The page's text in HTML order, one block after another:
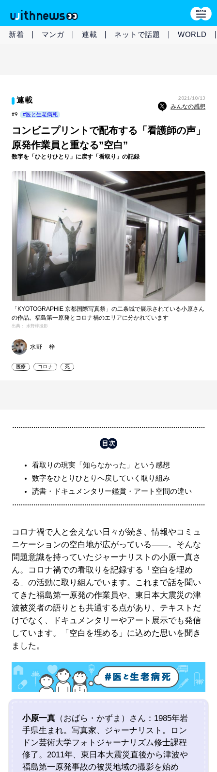
新着 マンガ 連載 ネットで話題 WORLD
連載 2021/10/13
みんなの感想
#9 #医と生老病死
コンビニプリントで配布する「看護師の声」
原発作業員と重なる”空白”
数字を「ひとりひとり」に戻す「看取り」の記録
「KYOTOGRAPHIE 京都国際写真祭」の二条城で展示されている小原さん
の作品。福島第一原発とコロナ禍のエリアに分かれています
出典： 水野梓撮影
水野 梓
医療 コロナ 死
看取りの現実「知らなかった」という感想
数字をひとりひとりへ戻していく取り組み
読書・ドキュメンタリー鑑賞・アート空間の違い
コロナ禍で人と会えない日々が続き、情報やコミュ
ニケーションの空白地が広がっている――。そんな
問題意識を持っていたジャーナリストの小原一真さ
ん。コロナ禍での看取りを記録する「空白を埋め
る」の活動に取り組んでいます。これまで話を聞い
てきた福島第一原発の作業員や、東日本大震災の津
波被災者の語りとも共通する点があり、テキストだ
けでなく、ドキュメンタリーやアート展示でも発信
しています。「空白を埋める」に込めた思いを聞き
ました。
小原一真（おばら・かずま）さん：1985年岩
手県生まれ。写真家、ジャーナリスト。ロン
ドン芸術大学フォトジャーナリズム修士課程
修了。2011年、東日本大震災直後から津波や
福島第一原発事故の被災地域の撮影を始め